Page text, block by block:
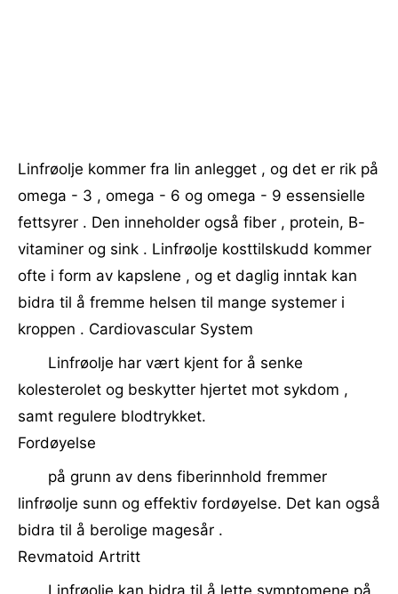
Linfrøolje kommer fra lin anlegget , og det er rik på
omega - 3 , omega - 6 og omega - 9 essensielle
fettsyrer . Den inneholder også fiber , protein, B-
vitaminer og sink . Linfrøolje kosttilskudd kommer
ofte i form av kapslene , og et daglig inntak kan
bidra til å fremme helsen til mange systemer i
kroppen . Cardiovascular System
Linfrøolje har vært kjent for å senke
kolesterolet og beskytter hjertet mot sykdom ,
samt regulere blodtrykket.
Fordøyelse
på grunn av dens fiberinnhold fremmer
linfrøolje sunn og effektiv fordøyelse. Det kan også
bidra til å berolige magesår .
Revmatoid Artritt
Linfrøolje kan bidra til å lette symptomene på